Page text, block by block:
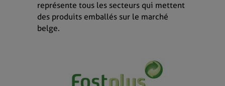
représente tous les secteurs qui mettent
des produits emballés sur le marché
belge.